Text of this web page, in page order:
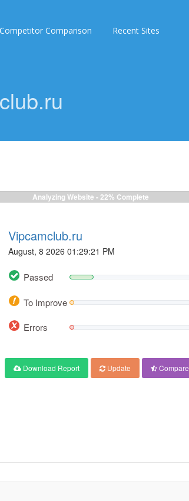
Competitor Comparison Recent Sites
Analyzing Website - 22% Complete
Vipcamclub.ru
August, 8 2026 01:29:21 PM
Passed
To Improve
Errors
Download Report Update Compare